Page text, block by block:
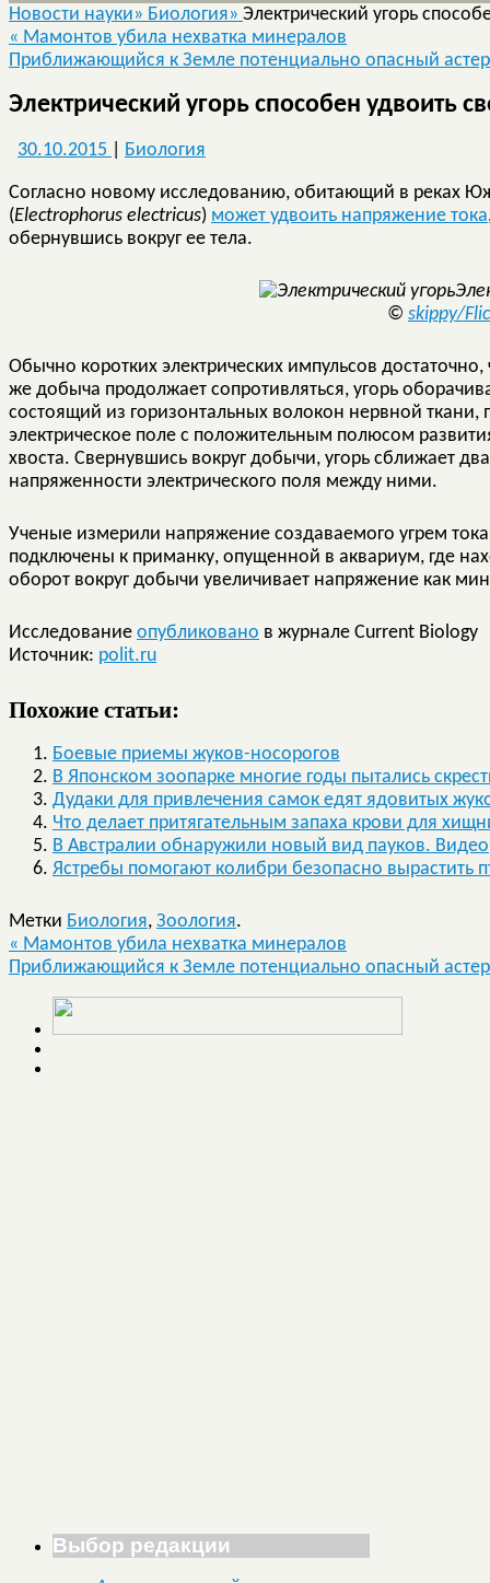
Новости науки» Биология» Электрический угорь
« Мамонтов убила нехватка минералов
Приближающийся к Земле потенциально опасный
Электрический угорь способен удвоить
30.10.2015 Биология
Согласно новому исследованию, обитающий в реках
(Electrophorus electricus) может удвоить напряжение тока
обернувшись вокруг ее тела.
© skippy/
Обычно коротких электрических импульсов
же добыча продолжает сопротивляться, угорь
состоящий из горизонтальных волокон нервной
электрическое поле с положительным полюсом
хвоста. Свернувшись вокруг добычи, угорь сближает
напряженности электрического поля между ними.
Ученые измерили напряжение создаваемого угрем
подключены к приманку, опущенной в аквариум, где
оборот вокруг добычи увеличивает напряжение как
Исследование опубликовано в журнале Current Biology
Источник: polit.ru
Похожие статьи:
Боевые приемы жуков-носорогов
В Японском зоопарке многие годы пытались
Дудаки для привлечения самок едят ядовитых
Что делает притягательным запаха крови для
В Австралии обнаружили новый вид пауков. Видео
Ястребы помогают колибри безопасно вырастить
Метки Биология, Зоология.
« Мамонтов убила нехватка минералов
Приближающийся к Земле потенциально опасный
Выбор редакции